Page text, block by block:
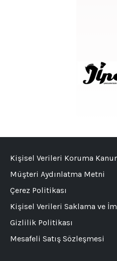
Kişisel Verileri Koruma
Müşteri Aydınlatma Metni
Çerez Politikası
Kişisel Verileri Saklama ve
Gizlilik Politikası
Mesafeli Satış Sözleşmesi